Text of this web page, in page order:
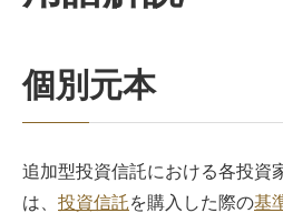
個別元本
追加型投資信託における各投資
は、 投資信託を購入した際の基